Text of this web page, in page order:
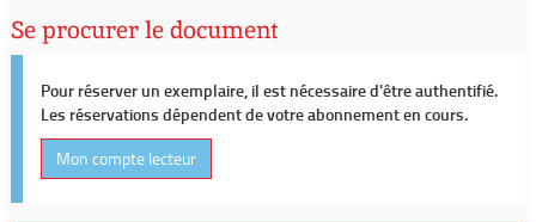
Se procurer le document
Pour réserver un exemplaire, il est nécessaire d'être authentifié.
Les réservations dépendent de votre abonnement en cours.
Mon compte lecteur